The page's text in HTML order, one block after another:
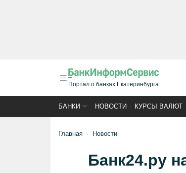
Портал о банках Екатеринбурга
БАНКИ НОВОСТИ КУРСЫ ВАЛЮТ
Главная Новости
Банк24.ру